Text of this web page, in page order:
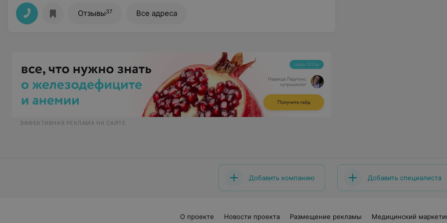
Отзывы37 Все адреса
ЭФФЕКТИВНАЯ РЕКЛАМА НА САЙТЕ
Добавить компанию Добавить специалиста
О проекте Новости проекта Размещение рекламы Медицинский